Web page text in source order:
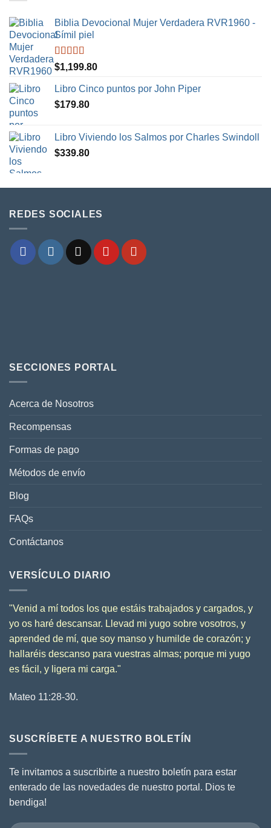
Biblia Devocional Mujer Verdadera RVR1960 -
Símil piel
Valorado en
5.00
$1,199.80
Libro Cinco puntos por John Piper
$179.80
Libro Viviendo los Salmos por Charles Swindoll
$339.80
REDES SOCIALES
SECCIONES PORTAL
Acerca de Nosotros
Recompensas
Formas de pago
Métodos de envío
Blog
FAQs
Contáctanos
VERSÍCULO DIARIO
"Venid a mí todos los que estáis trabajados y cargados, y
yo os haré descansar. Llevad mi yugo sobre vosotros, y
aprended de mí, que soy manso y humilde de corazón; y
hallaréis descanso para vuestras almas; porque mi yugo
es fácil, y ligera mi carga."
Mateo 11:28-30.
SUSCRÍBETE A NUESTRO BOLETÍN
Te invitamos a suscribirte a nuestro boletín para estar
enterado de las novedades de nuestro portal. Dios te
bendiga!